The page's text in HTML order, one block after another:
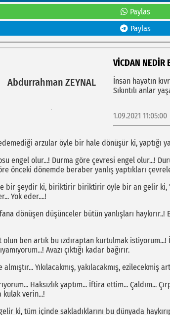
Paylas
Paylas
Abdurrahman ZEYNAL
VİCDAN NEDİR
İnsan hayatın
Sıkıntılı anlar
1.09.2021 11:05:00
arzular öyle bir hale dönüşür ki, yaptığı
engel olur...! Durma göre çevresi engel olur...!
önceki dönemde beraber yanlış yaptıkları
bir şeydir ki, biriktirir biriktirir öyle bir an gelir ki,
Yok eder....!
dönüşen düşünceler bütün yanlışları
ben artık bu ızdıraptan kurtulmak
Avazı çıktığı kadar bağırır.
Yıkılacakmış, yakılacakmış, ezilecekmiş
Haksızlık yaptım... İftira ettim... Çaldım...
kulak verin...!
ki, tüm içinde sakladıklarını bu dünyada